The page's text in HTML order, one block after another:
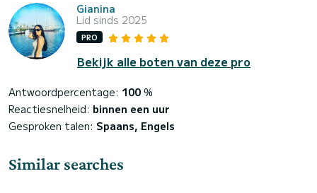
Gianina
Lid sinds 2025
PRO
Bekijk alle boten van deze pro
Antwoordpercentage: 100 %
Reactiesnelheid: binnen een uur
Gesproken talen: Spaans, Engels
Similar searches